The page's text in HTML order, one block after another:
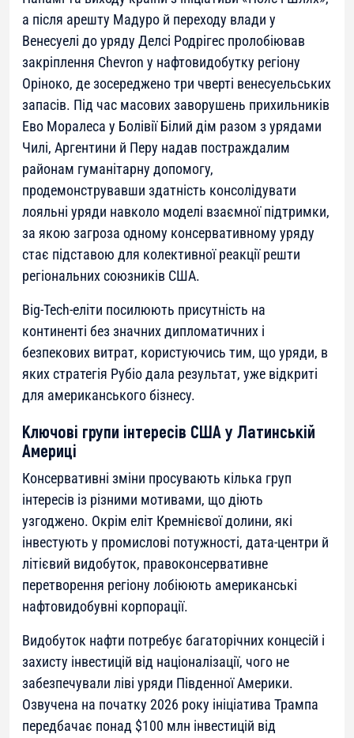
а після арешту Мадуро й переходу влади у
Венесуелі до уряду Делсі Родрігес пролобіював
закріплення Chevron у нафтовидобутку регіону
Оріноко, де зосереджено три чверті венесуельських
запасів. Під час масових заворушень прихильників
Ево Моралеса у Болівії Білий дім разом з урядами
Чилі, Аргентини й Перу надав постраждалим
районам гуманітарну допомогу,
продемонструвавши здатність консолідувати
лояльні уряди навколо моделі взаємної підтримки,
за якою загроза одному консервативному уряду
стає підставою для колективної реакції решти
регіональних союзників США.
Big-Tech-еліти посилюють присутність на
континенті без значних дипломатичних і
безпекових витрат, користуючись тим, що уряди, в
яких стратегія Рубіо дала результат, уже відкриті
для американського бізнесу.
Ключові групи інтересів США у Латинській
Америці
Консервативні зміни просувають кілька груп
інтересів із різними мотивами, що діють
узгоджено. Окрім еліт Кремнієвої долини, які
інвестують у промислові потужності, дата-центри й
літієвий видобуток, правоконсервативне
перетворення регіону лобіюють американські
нафтовидобувні корпорації.
Видобуток нафти потребує багаторічних концесій і
захисту інвестицій від націоналізації, чого не
забезпечували ліві уряди Південної Америки.
Озвучена на початку 2026 року ініціатива Трампа
передбачає понад $100 млн інвестицій від